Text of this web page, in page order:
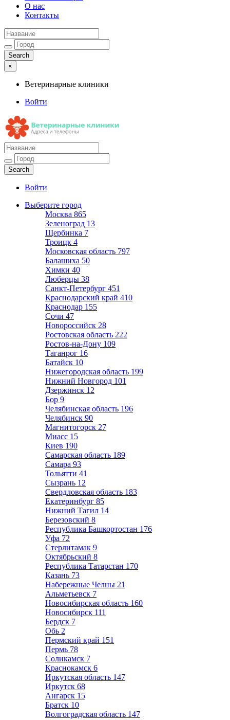
О нас
Контакты
×
Ветеринарные клиники
Войти
Ветеринарные клиники
Адреса и телефоны
Войти
Выберите город
Москва 865
Зеленоград 13
Щербинка 7
Троицк 4
Московская область 797
Балашиха 50
Химки 40
Люберцы 38
Санкт-Петербург 451
Краснодарский край 410
Краснодар 155
Сочи 47
Новороссийск 28
Ростовская область 222
Ростов-на-Дону 109
Таганрог 16
Батайск 10
Нижегородская область 199
Нижний Новгород 101
Дзержинск 12
Бор 9
Челябинская область 196
Челябинск 90
Магнитогорск 27
Миасс 15
Киев 190
Самарская область 189
Самара 93
Тольятти 41
Сызрань 12
Свердловская область 183
Екатеринбург 85
Нижний Тагил 14
Березовский 8
Республика Башкортостан 176
Уфа 72
Стерлитамак 9
Октябрьский 8
Республика Татарстан 170
Казань 73
Набережные Челны 21
Альметьевск 7
Новосибирская область 160
Новосибирск 111
Бердск 7
Обь 2
Пермский край 151
Пермь 78
Соликамск 7
Краснокамск 6
Иркутская область 147
Иркутск 68
Ангарск 15
Братск 10
Волгоградская область 147